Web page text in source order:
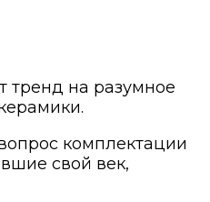
тренд на разумное
комплектации
свой век,